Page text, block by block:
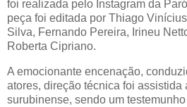
foi realizada pelo Instagram da
peça foi editada por Thiago
Silva, Fernando Pereira, Irineu
Roberta Cipriano.
A emocionante encenação,
atores, direção técnica foi assistida
surubinense, sendo um